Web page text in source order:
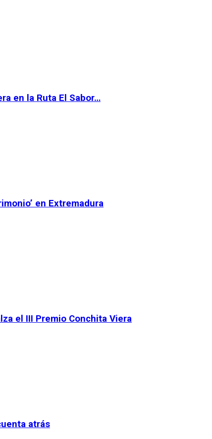
en la Ruta El Sabor…
en Extremadura
el III Premio Conchita Viera
atrás